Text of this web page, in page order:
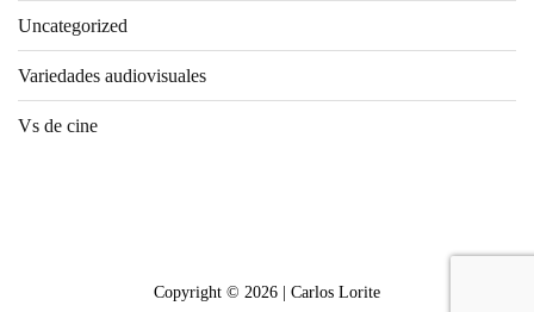
Uncategorized
Variedades audiovisuales
Vs de cine
Copyright © 2026 | Carlos Lorite